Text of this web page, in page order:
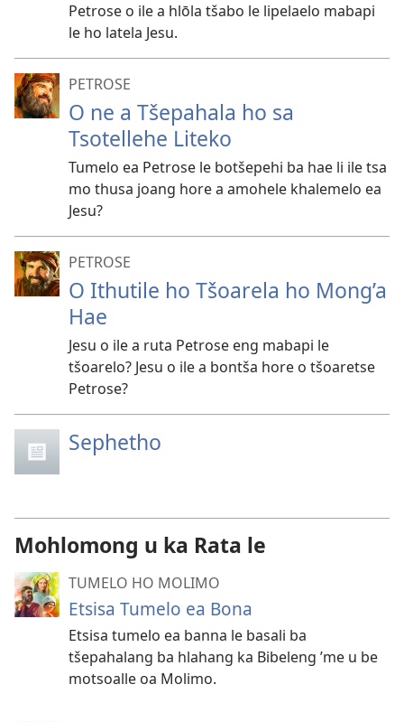
Petrose o ile a hlōla tšabo le lipelaelo mabapi
le ho latela Jesu.
PETROSE
O ne a Tšepahala ho sa
Tsotellehe Liteko
Tumelo ea Petrose le botšepehi ba hae li ile tsa
mo thusa joang hore a amohele khalemelo ea
Jesu?
PETROSE
O Ithutile ho Tšoarela ho Mong’a
Hae
Jesu o ile a ruta Petrose eng mabapi le
tšoarelo? Jesu o ile a bontša hore o tšoaretse
Petrose?
Sephetho
Mohlomong u ka Rata le
TUMELO HO MOLIMO
Etsisa Tumelo ea Bona
Etsisa tumelo ea banna le basali ba
tšepahalang ba hlahang ka Bibeleng ’me u be
motsoalle oa Molimo.